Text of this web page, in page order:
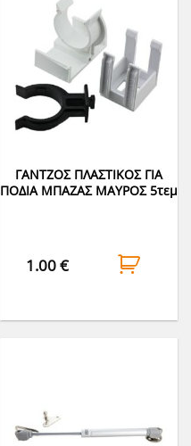
ΓΑΝΤΖΟΣ ΠΛΑΣΤΙΚΟΣ ΓΙΑ
ΠΟΔΙΑ ΜΠΑΖΑΣ ΜΑΥΡΟΣ 5τεμ
1.00€